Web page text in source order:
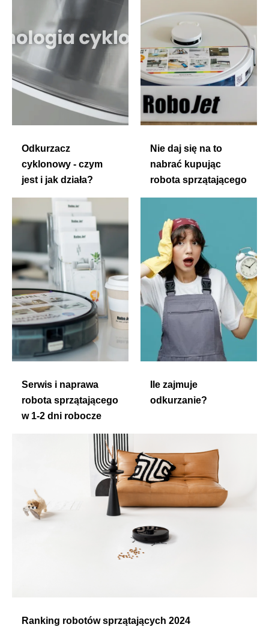
Odkurzacz
cyklonowy - czym
jest i jak działa?
Nie daj się na to
nabrać kupując
robota sprzątającego
Serwis i naprawa
robota sprzątającego
w 1-2 dni robocze
Ile zajmuje
odkurzanie?
Ranking robotów sprzątających 2024